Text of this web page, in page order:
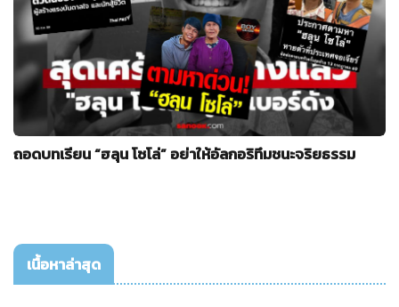
ถอดบทเรียน “ฮลุน โซโล่” อย่าให้อัลกอริทึมชนะจริยธรรม
เนื้อหาล่าสุด